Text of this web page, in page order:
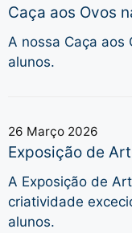
Caça aos Ovos
A nossa Caça aos
alunos.
26 Março 2026
Exposição de
A Exposição de
criatividade
alunos.